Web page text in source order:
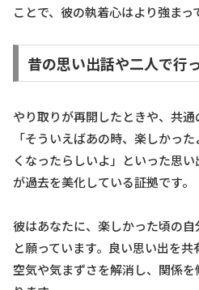
ことで、彼の執着心はより強まっ
昔の思い出話や二人で行
やり取りが再開したときや、共通
「そういえばあの時、楽しかっ
くなったらしいよ」といった思
が過去を美化している証拠です。
彼はあなたに、楽しかった頃の自
と願っています。良い思い出を
空気や気まずさを解消し、関係